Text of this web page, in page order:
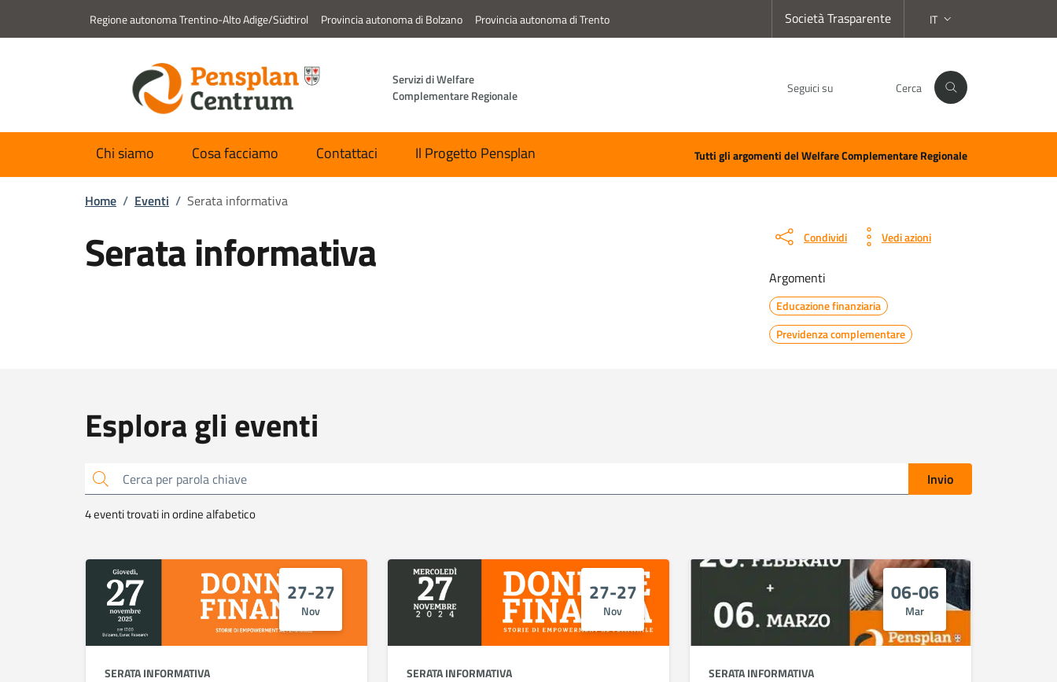
Regione autonoma Trentino-Alto Adige/Südtirol Provincia autonoma di Bolzano Provincia autonoma di Trento Società Trasparente SELEZIONE LINGUA:
IT
Servizi di Welfare
Complementare Regionale
Seguici suFacebook
Instagram
LinkedIn
YouTube
Spotify
WhatsApp Cerca
Chi siamo Cosa facciamo Contattaci Il Progetto Pensplan Tutti gli argomenti del Welfare Complementare Regionale
Home / Eventi / Serata informativa
Serata informativa Condividi Vedi azioni
Argomenti
Educazione finanziaria
Previdenza complementare
Esplora gli eventi
Cerca Invio
4 eventi trovati in ordine alfabetico
27-27
Nov
SERATA INFORMATIVA
27-27
Nov
SERATA INFORMATIVA
06-06
Mar
SERATA INFORMATIVA